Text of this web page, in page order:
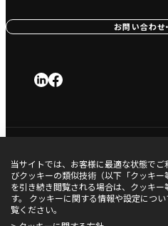
お問い合わせ
プライバシーポリシー
品質方針
クッキーに関する方針
情報セキュリティ基本方針
当サイトでは、お客様に最適な状態で
びクッキーの類似技術（以下「クッキ
を引き続き閲覧される場合は、クッキ
す。 クッキーに関する情報や設定につ
覧ください。